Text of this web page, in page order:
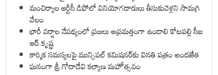
మంచిర్యాల ఆర్టీసీ డిపోలో వినియోగదారులు తీసుకువెళ్లని సామగ్రి
వేలం
భారీ వర్షాల నేపథ్యంలో ప్రజలు అప్రమత్తంగా ఉండాలి కోటపల్లి సీఐ
ఆర్.కృష్ణ
కార్మిక సమస్యలపై మున్సిపల్ కమిషనర్‌కు వినతి పత్రం అందజేత
ఘనంగా శ్రీ గోదాదేవి కల్యాణ మహోత్సవం